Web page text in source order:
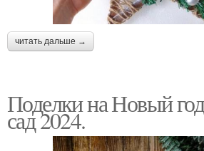
читать дальше →
Поделки на Новый
сад 2024.